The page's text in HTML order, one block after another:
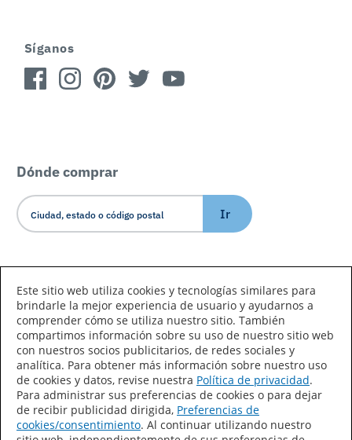
Síganos
Dónde comprar
Ir
Declaración de accesibilidad
Mapa del sitio
Términos de uso
Privacidad
Este sitio web utiliza cookies y tecnologías similares para
brindarle la mejor experiencia de usuario y ayudarnos a
comprender cómo se utiliza nuestro sitio. También
compartimos información sobre su uso de nuestro sitio web
con nuestros socios publicitarios, de redes sociales y
analítica. Para obtener más información sobre nuestro uso
de cookies y datos, revise nuestra Política de privacidad.
Para administrar sus preferencias de cookies o para dejar
de recibir publicidad dirigida, Preferencias de
cookies/consentimiento. Al continuar utilizando nuestro